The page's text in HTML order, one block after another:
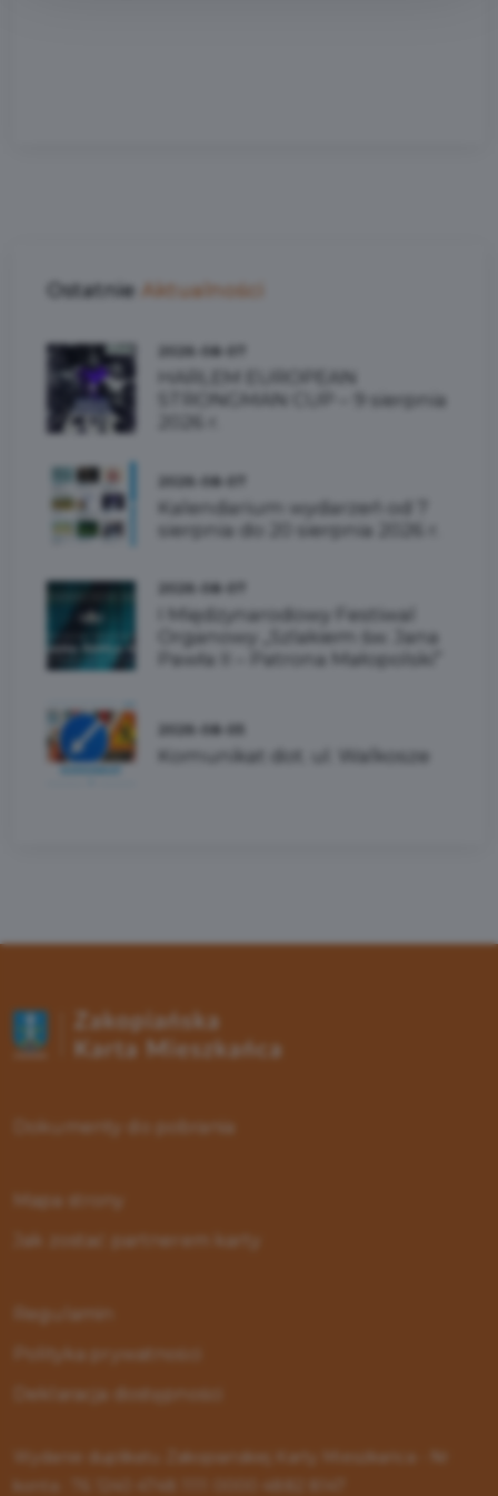
Ostatnie Aktualności
STRONGMAN CUP – 9 sierpnia
2026-08-07
Kalendarium wydarzeń od 7
sierpnia do 20 sierpnia 2026 r.
I Międzynarodowy Festiwal
Organowy „Szlakiem św. Jana
Pawła II – Patrona Małopolski”
2026-08-05
Komunikat dot. ul. Walkosze
Dokumenty do pobrania
Mapa strony
Jak zostać partnerem karty
Regulamin
Polityka prywatności
Deklaracja dostępności
Wydanie duplikatu Zakopiańskiej Karty Mieszkańca - Nr